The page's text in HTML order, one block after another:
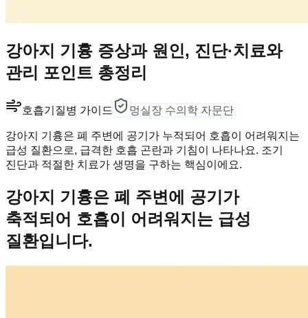
강아지 기흉 증상과 원인, 진단·치료와
관리 포인트 총정리
호흡기 질병 가이드 멍실장 수의학 자문단
강아지 기흉은 폐 주변에 공기가 누적되어 호흡이 어려워지는
급성 질환으로, 급격한 호흡 곤란과 기침이 나타나요. 조기
진단과 적절한 치료가 생명을 구하는 핵심이에요.
강아지 기흉은 폐 주변에 공기가
축적되어 호흡이 어려워지는 급성
질환입니다.